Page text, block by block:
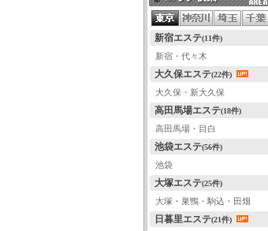
エリア検索
新宿エステ(11件)
新宿・代々木
大久保エステ(22件)
大久保・新大久保
高田馬場エステ(18件)
高田馬場・目白
池袋エステ(56件)
池袋
大塚エステ(25件)
大塚・巣鴨・駒込・田畑
日暮里エステ(21件)